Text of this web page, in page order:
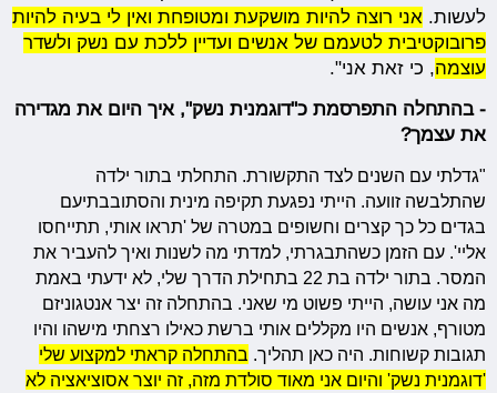
לעשות.אני רוצה להיות מושקעת ומטופחת ואין לי בעיה להיות
פרובוקטיבית לטעמם של אנשים ועדיין ללכת עם נשק ולשדר
עוצמה, כי זאת אני".
- בהתחלה התפרסמת כ"דוגמנית נשק", איך היום את מגדירה
את עצמך?
"גדלתי עם השנים לצד התקשורת. התחלתי בתור ילדה
שהתלבשה זוועה. הייתי נפגעת תקיפה מינית והסתובבתיעם
בגדים כל כך קצרים וחשופים במטרה של 'תראו אותי, תתייחסו
אליי'. עם הזמןכשהתבגרתי, למדתי מה לשנות ואיך להעביר את
המסר. בתור ילדה בת 22 בתחילת הדרך שלי, לא ידעתי באמת
מה אני עושה, הייתי פשוט מי שאני. בהתחלה זה יצר אנטגוניזם
מטורף, אנשים היו מקללים אותי ברשת כאילו רצחתי מישהו והיו
תגובות קשוחות. היה כאן תהליך. בהתחלה קראתי למקצוע שלי
'דוגמנית נשק' והיום אני מאוד סולדת מזה, זה יוצר אסוציאציה לא